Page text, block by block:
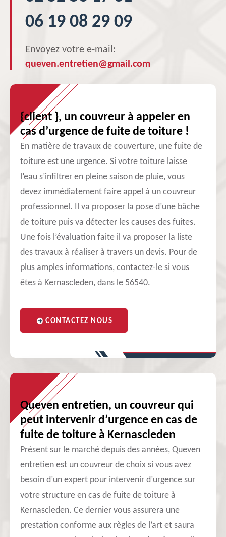
06 19 08 29 09
Envoyez votre e-mail:
queven.entretien@gmail.com
{client }, un couvreur à appeler en
cas d’urgence de fuite de toiture !
En matière de travaux de couverture, une fuite de
toiture est une urgence. Si votre toiture laisse
l’eau s’infiltrer en pleine saison de pluie, vous
devez immédiatement faire appel à un couvreur
professionnel. Il va proposer la pose d’une bâche
de toiture puis va détecter les causes des fuites.
Une fois l’évaluation faite il va proposer la liste
des travaux à réaliser à travers un devis. Pour de
plus amples informations, contactez-le si vous
êtes à Kernascleden, dans le 56540.
CONTACTEZ NOUS
Queven entretien, un couvreur qui
peut intervenir d’urgence en cas de
fuite de toiture à Kernascleden
Présent sur le marché depuis des années, Queven
entretien est un couvreur de choix si vous avez
besoin d’un expert pour intervenir d’urgence sur
votre structure en cas de fuite de toiture à
Kernascleden. Ce dernier vous assurera une
prestation conforme aux règles de l’art et saura